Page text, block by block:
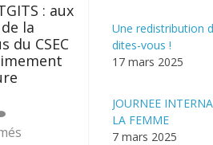
: aux
la
du CSEC
Une redistribution
dites-vous !
17 mars 2025
JOURNEE
LA FEMME
7 mars 2025